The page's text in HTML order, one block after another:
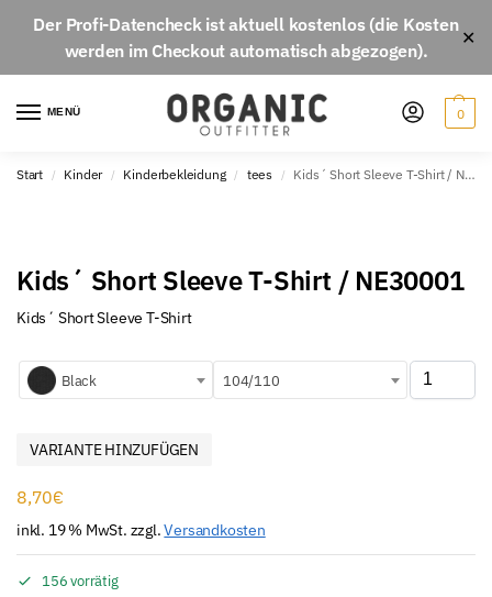
Der Profi-Datencheckist aktuell kostenlos(die Kosten
werden im Checkout automatisch abgezogen).
✕
MENÜ 0
Start / Kinder / Kinderbekleidung / tees / Kids´ Short Sleeve T-Shirt / NE30001
Kids´ Short Sleeve T-Shirt / NE30001
Kids´ Short Sleeve T-Shirt
Black 104/110
VARIANTE HINZUFÜGEN
8,70€
inkl. 19 % MwSt. zzgl.Versandkosten
156 vorrätig